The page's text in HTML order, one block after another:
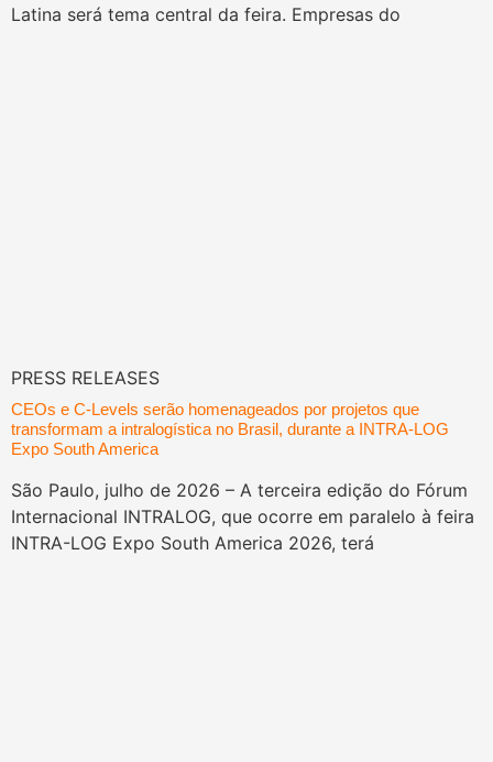
Latina será tema central da feira. Empresas do
PRESS RELEASES
CEOs e C-Levels serão homenageados por projetos que
transformam a intralogística no Brasil, durante a INTRA-LOG
Expo South America
São Paulo, julho de 2026 – A terceira edição do Fórum
Internacional INTRALOG, que ocorre em paralelo à feira
INTRA-LOG Expo South America 2026, terá